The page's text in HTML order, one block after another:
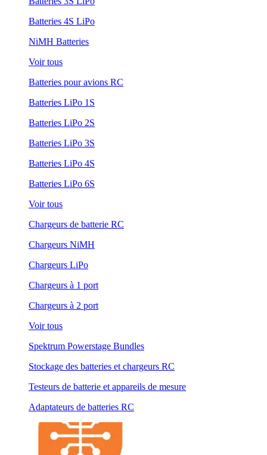
Batteries 4S LiPo
NiMH Batteries
Voir tous
Batteries pour avions RC
Batteries LiPo 1S
Batteries LiPo 2S
Batteries LiPo 3S
Batteries LiPo 4S
Batteries LiPo 6S
Voir tous
Chargeurs de batterie RC
Chargeurs NiMH
Chargeurs LiPo
Chargeurs à 1 port
Chargeurs à 2 port
Voir tous
Spektrum Powerstage Bundles
Stockage des batteries et chargeurs RC
Testeurs de batterie et appareils de mesure
Adaptateurs de batteries RC